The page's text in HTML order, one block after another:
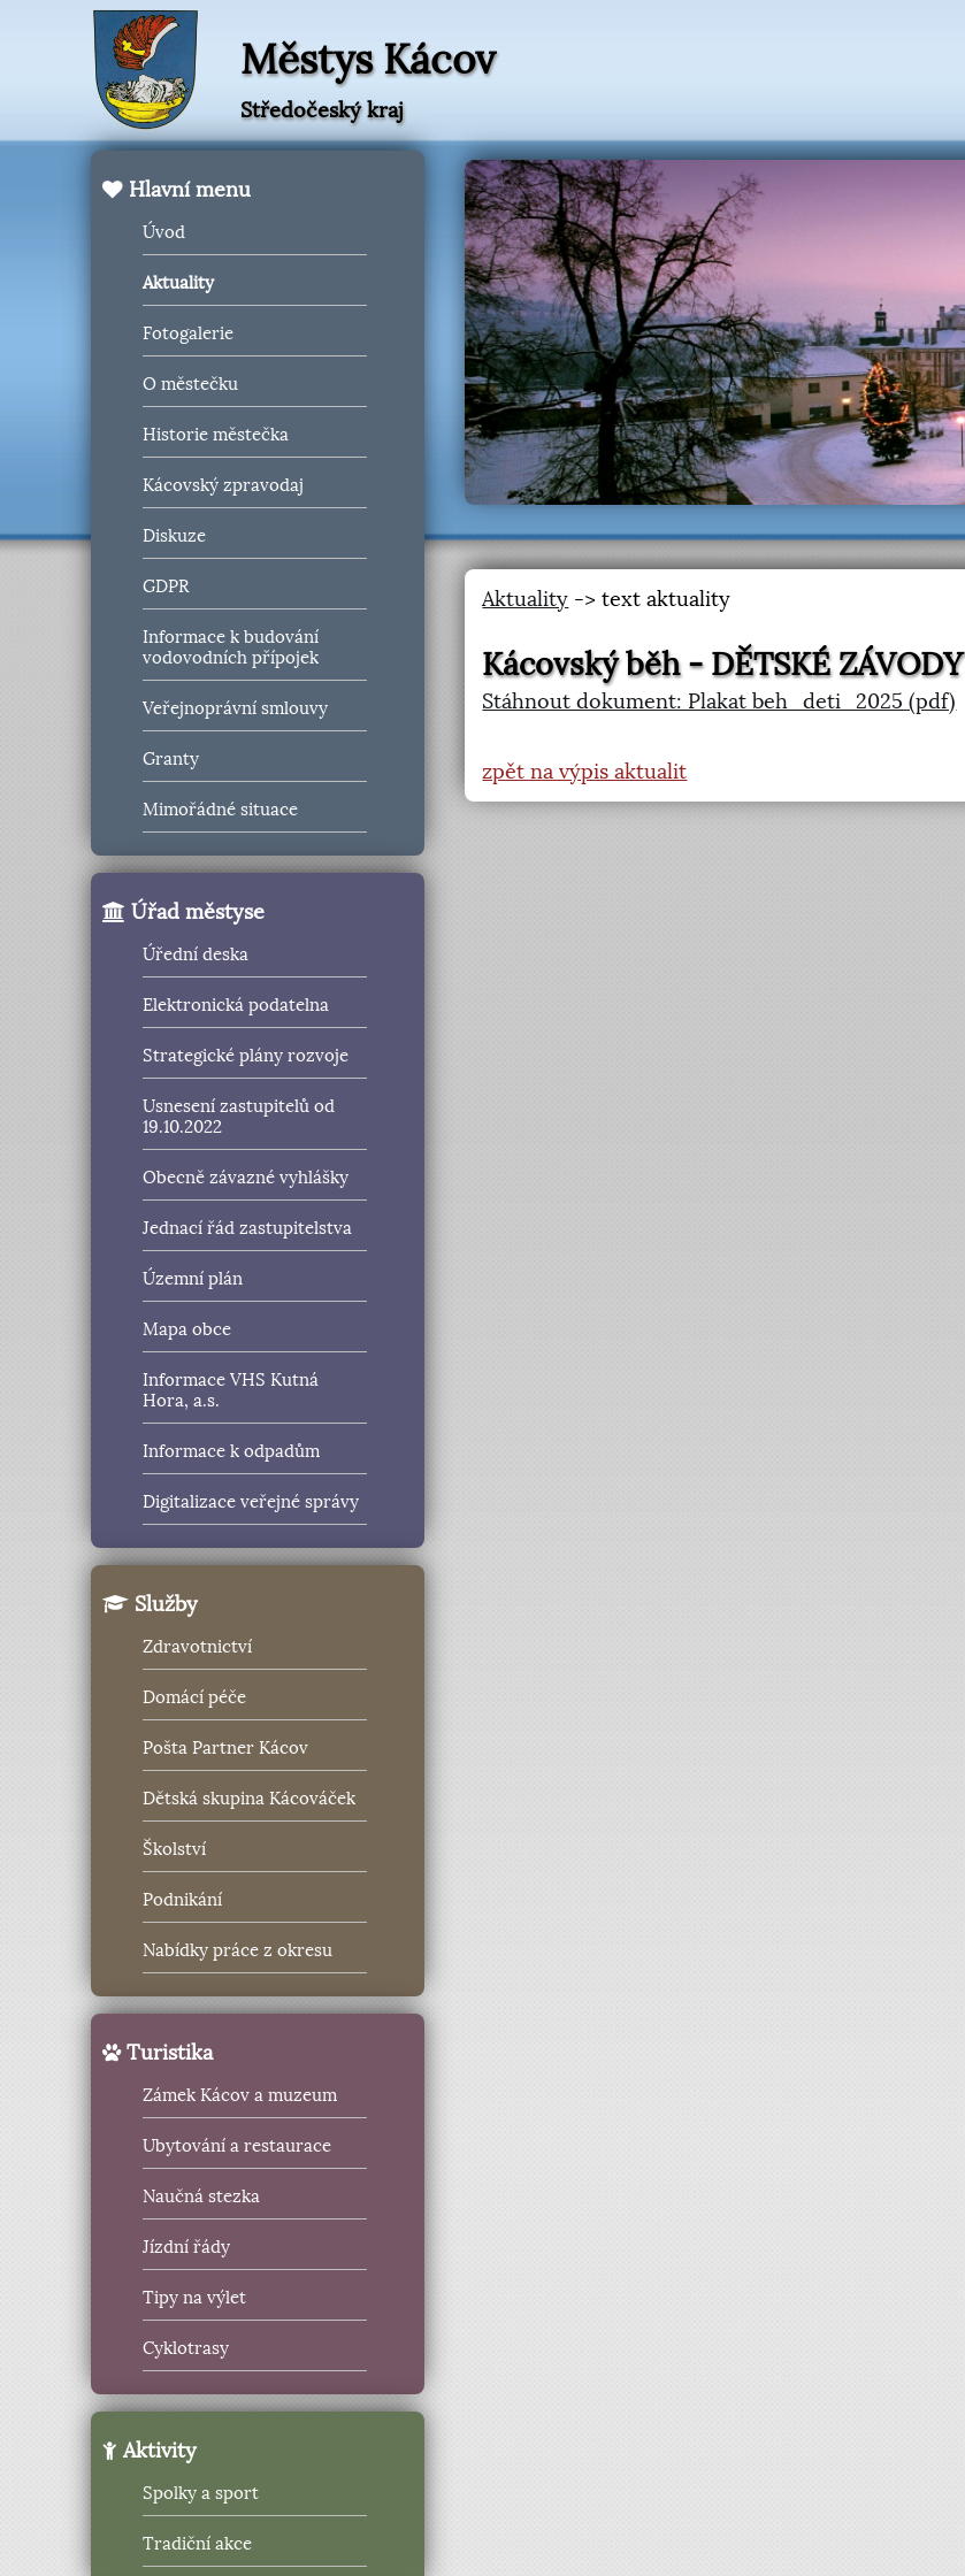
Městys Kácov
Středočeský kraj
Hlavní menu
Úvod
Aktuality
Fotogalerie
O městečku
Historie městečka
Kácovský zpravodaj
Diskuze
GDPR
Informace k budování
vodovodních přípojek
Veřejnoprávní smlouvy
Granty
Mimořádné situace
Úřad městyse
Úřední deska
Elektronická podatelna
Strategické plány rozvoje
Usnesení zastupitelů od
19.10.2022
Obecně závazné vyhlášky
Jednací řád zastupitelstva
Územní plán
Mapa obce
Informace VHS Kutná
Hora, a.s.
Informace k odpadům
Digitalizace veřejné správy
Služby
Zdravotnictví
Domácí péče
Pošta Partner Kácov
Dětská skupina Kácováček
Školství
Podnikání
Nabídky práce z okresu
Turistika
Zámek Kácov a muzeum
Ubytování a restaurace
Naučná stezka
Jízdní řády
Tipy na výlet
Cyklotrasy
Aktivity
Spolky a sport
Tradiční akce
Aktuality -> text aktuality
Kácovský běh - DĚTSKÉ ZÁVODY
Stáhnout dokument: Plakat beh_deti_2025 (pdf)
zpět na výpis aktualit